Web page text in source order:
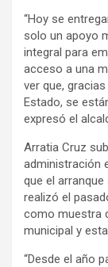
“Hoy se
solo un apoyo
integral para
acceso a una
ver que,
Estado, se
expresó el
Arratia Cruz
administración
que el
realizó el
como muestra
municipal y
“Desde el año